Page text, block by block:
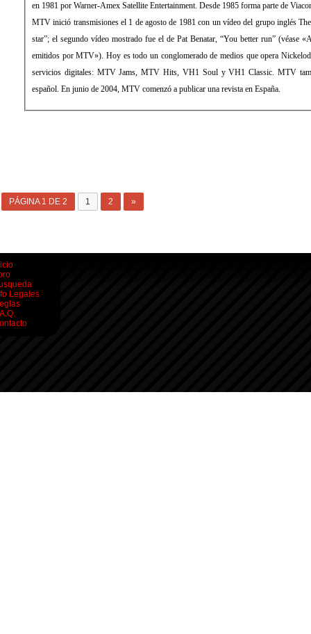
en 1981 por Warner-Amex Satellite Entertainment. Desde 1985 forma parte de
MTV inició transmisiones el 1 de agosto de 1981 con un vídeo del grupo inglés
star”; el segundo vídeo mostrado fue el de Pat Benatar, “You better run” (véase
emitidos por MTV»). Hoy es todo un conglomerado de medios que opera
servicios digitales: MTV Jams, MTV Hits, VH1 Soul y VH1 Classic. MTV
español. En junio de 2004, MTV comenzó a publicar una revista en España.
PÁGINA 1 DE 2 1 2 »
Legales